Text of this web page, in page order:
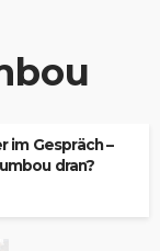
Gespräch –
dran?